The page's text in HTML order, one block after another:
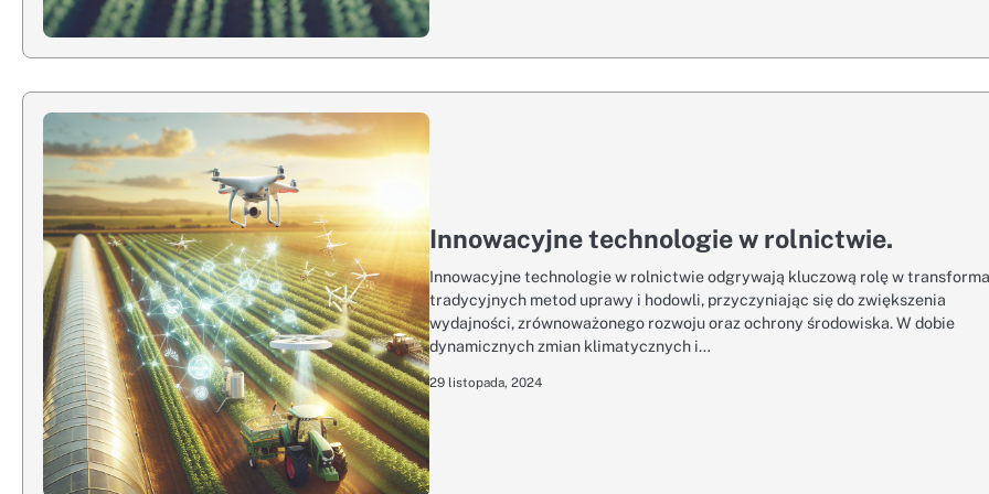
Innowacyjne technologie w rolnictwie.
Innowacyjne technologie w rolnictwie odgrywają kluczową rolę w
tradycyjnych metod uprawy i hodowli, przyczyniając się do zwiększenia
wydajności, zrównoważonego rozwoju oraz ochrony środowiska. W dobie
dynamicznych zmian klimatycznych i…
29 listopada, 2024